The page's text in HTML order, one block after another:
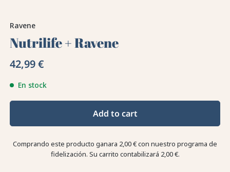
Ravene
Nutrilife + Ravene
42,99 €
En stock
Add to cart
Comprando este producto ganara 2,00 €con nuestro programa de
fidelización. Su carrito contabilizará 2,00 €.